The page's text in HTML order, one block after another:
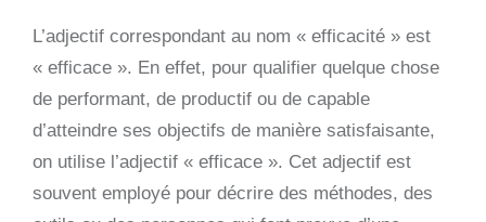
L’adjectif correspondant au nom « efficacité » est
« efficace ». En effet, pour qualifier quelque chose
de performant, de productif ou de capable
d’atteindre ses objectifs de manière satisfaisante,
on utilise l’adjectif « efficace ». Cet adjectif est
souvent employé pour décrire des méthodes, des